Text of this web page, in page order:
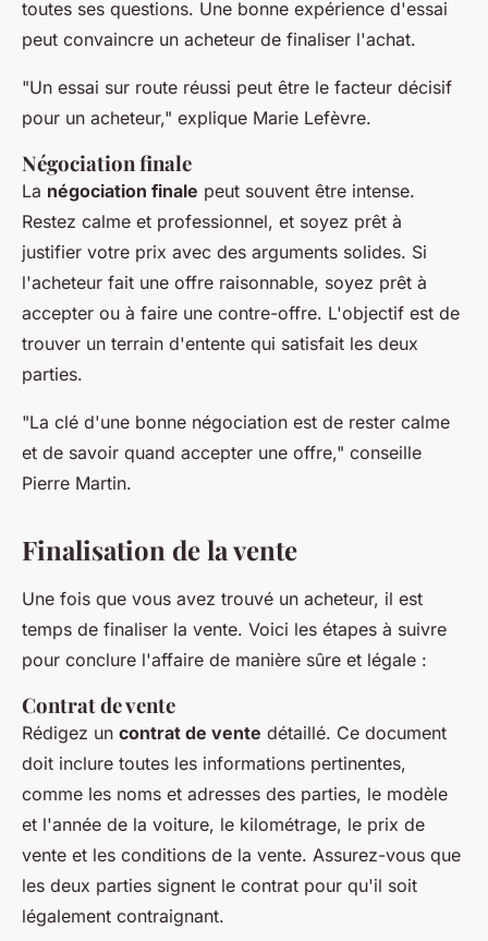
toutes ses questions. Une bonne expérience d'essai
peut convaincre un acheteur de finaliser l'achat.
"Un essai sur route réussi peut être le facteur décisif
pour un acheteur," explique Marie Lefèvre.
Négociation finale
La négociation finale peut souvent être intense.
Restez calme et professionnel, et soyez prêt à
justifier votre prix avec des arguments solides. Si
l'acheteur fait une offre raisonnable, soyez prêt à
accepter ou à faire une contre-offre. L'objectif est de
trouver un terrain d'entente qui satisfait les deux
parties.
"La clé d'une bonne négociation est de rester calme
et de savoir quand accepter une offre," conseille
Pierre Martin.
Finalisation de la vente
Une fois que vous avez trouvé un acheteur, il est
temps de finaliser la vente. Voici les étapes à suivre
pour conclure l'affaire de manière sûre et légale :
Contrat de vente
Rédigez un contrat de vente détaillé. Ce document
doit inclure toutes les informations pertinentes,
comme les noms et adresses des parties, le modèle
et l'année de la voiture, le kilométrage, le prix de
vente et les conditions de la vente. Assurez-vous que
les deux parties signent le contrat pour qu'il soit
légalement contraignant.